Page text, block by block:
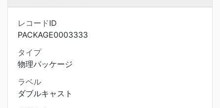
レコードID
PACKAGE0003333
タイプ
物理パッケージ
ラベル
ダブルキャスト